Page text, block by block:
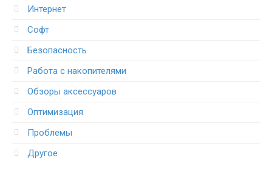
Интернет
Софт
Безопасность
Работа с накопителями
Обзоры аксессуаров
Оптимизация
Проблемы
Другое